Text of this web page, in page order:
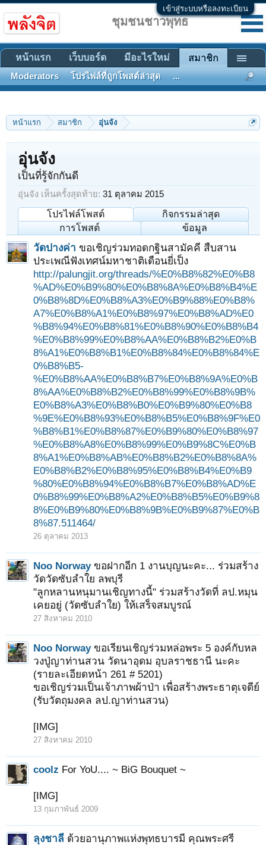
เข้าสู่ระบบหรือลงทะเบียน
หน้าแรก สมาชิก อุ่นจัง
อุ่นจัง
เป็นที่รู้จักกันดี
อุ่นจัง เห็นครั้งสุดท้าย: 31 ตุลาคม 2015
โปรไฟล์โพสต์
กิจกรรมล่าสุด
การโพสต์
ข้อมูล
วัดปางค่า ขอเชิญร่วมทอดกฐินสามัคคี สืบสาน
ประเพณีฟังเทศน์มหาชาติเดือนยี่เป็ง
http://palungjit.org/threads/%E0%B8%82%E0%B8
%AD%E0%B9%80%E0%B8%8A%E0%B8%B4%E
0%B8%8D%E0%B8%A3%E0%B9%88%E0%B8%
A7%E0%B8%A1%E0%B8%97%E0%B8%AD%E0
%B8%94%E0%B8%81%E0%B8%90%E0%B8%B4
%E0%B8%99%E0%B8%AA%E0%B8%B2%E0%B
8%A1%E0%B8%B1%E0%B8%84%E0%B8%84%E
0%B8%B5-
%E0%B8%AA%E0%B8%B7%E0%B8%9A%E0%B
8%AA%E0%B8%B2%E0%B8%99%E0%B8%9B%
E0%B8%A3%E0%B8%B0%E0%B9%80%E0%B8
%9E%E0%B8%93%E0%B8%B5%E0%B8%9F%E0
%B8%B1%E0%B8%87%E0%B9%80%E0%B8%97
%E0%B8%A8%E0%B8%99%E0%B9%8C%E0%B
8%A1%E0%B8%AB%E0%B8%B2%E0%B8%8A%
E0%B8%B2%E0%B8%95%E0%B8%B4%E0%B9
%80%E0%B8%94%E0%B8%B7%E0%B8%AD%E
0%B8%99%E0%B8%A2%E0%B8%B5%E0%B9%8
8%E0%B9%80%E0%B8%9B%E0%B9%87%E0%B
8%87.511464/
26 ตุลาคม 2013
Noo Norway ขอฝากอีก 1 งานบุญนะคะ... ร่วมสร้าง
วัดวัดซับลำใย ลพบุรี
"ลูกหลานหนุมานเชิญทางนี้" ร่วมสร้างวัดที่ ลป.หมุน
เคยอยู่ (วัดซับลำใย) ให้เสร็จสมบูรณ์
27 สิงหาคม 2010
Noo Norway ขอเรียนเชิญร่วมหล่อพระ 5 องค์กับหล
วงปู่ญาท่านสวน วัดนาอุดม อุบลราชธานี นะคะ
(รายละเอียดหน้า 261 # 5201)
ขอเชิญร่วมเป็นเจ้าภาพผ้าป่า เพื่อสร้างพระธาตุเจดีย์
(รับวัตถุมงคล ลป.ญาท่านสวน)
[IMG]
27 สิงหาคม 2010
coolz For YoU.... ~ BiG Bouquet ~
[IMG]
13 กุมภาพันธ์ 2009
ลุงชาลี ด้วยอานุภาพแห่งพุทธบารมี คุณพระศรี
ชุมชนชาวพุทธ
หน้าแรก เว็บบอร์ด มีอะไรใหม่ สมาชิก
Moderators โปรไฟล์ที่ถูกโพสต์ล่าสุด ...